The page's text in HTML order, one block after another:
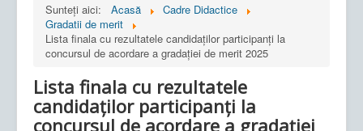
Sunteți aici:
Acasă
Cadre Didactice
Gradatii de merit
Lista finala cu rezultatele candidaților participanți la
concursul de acordare a gradației de merit 2025
Lista finala cu rezultatele
candidaților participanți la
concursul de acordare a gradației